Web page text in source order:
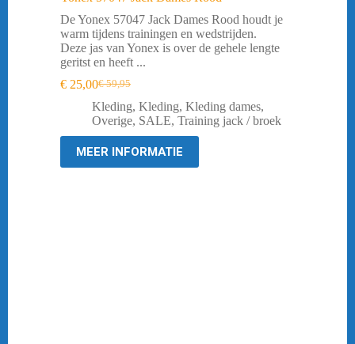
De Yonex 57047 Jack Dames Rood houdt je
warm tijdens trainingen en wedstrijden.
Deze jas van Yonex is over de gehele lengte
geritst en heeft ...
€59,95
Oorspronkelijke
prijs
was:
€ 25,00Huidige
prijs
is:
Kleding, Kleding, Kleding dames,
Overige, SALE, Training jack / broek
MEER INFORMATIE